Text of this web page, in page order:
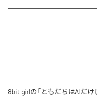
8bit girlの「ともだちはAIだ